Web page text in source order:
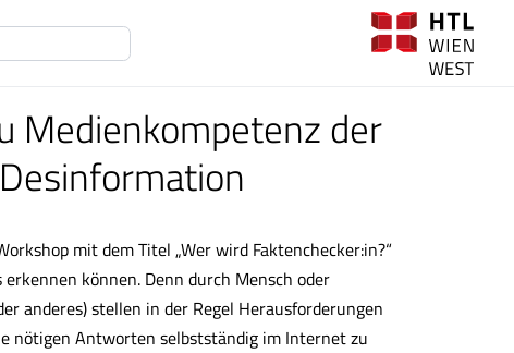
Medienkompetenz der
mit dem Titel „Wer wird Faktenchecker:in?“
können. Denn durch Mensch oder
anderes) stellen in der Regel Herausforderungen
nötigen Antworten selbstständig im Internet zu